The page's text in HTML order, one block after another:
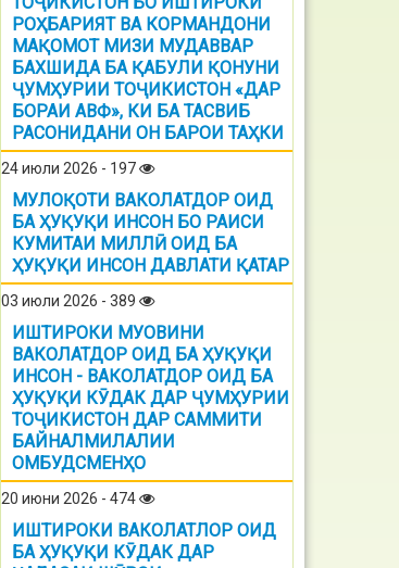
РОҲБАРИЯТ ВА КОРМАНДОНИ
МАҚОМОТ МИЗИ МУДАВВАР
БАХШИДА БА ҚАБУЛИ ҚОНУНИ
ҶУМҲУРИИ ТОҶИКИСТОН «ДАР
БОРАИ АВФ», КИ БА ТАСВИБ
РАСОНИДАНИ ОН БАРОИ ТАҲКИ
24 июли 2026 - 197
МУЛОҚОТИ ВАКОЛАТДОР ОИД
БА ҲУҚУҚИ ИНСОН БО РАИСИ
КУМИТАИ МИЛЛӢ ОИД БА
ҲУҚУҚИ ИНСОН ДАВЛАТИ ҚАТАР
03 июли 2026 - 389
ИШТИРОКИ МУОВИНИ
ВАКОЛАТДОР ОИД БА ҲУҚУҚИ
ИНСОН - ВАКОЛАТДОР ОИД БА
ҲУҚУҚИ КӮДАК ДАР ҶУМҲУРИИ
ТОҶИКИСТОН ДАР САММИТИ
БАЙНАЛМИЛАЛИИ
ОМБУДСМЕНҲО
20 июни 2026 - 474
ИШТИРОКИ ВАКОЛАТЛОР ОИД
БА ҲУҚУҚИ КӮДАК ДАР